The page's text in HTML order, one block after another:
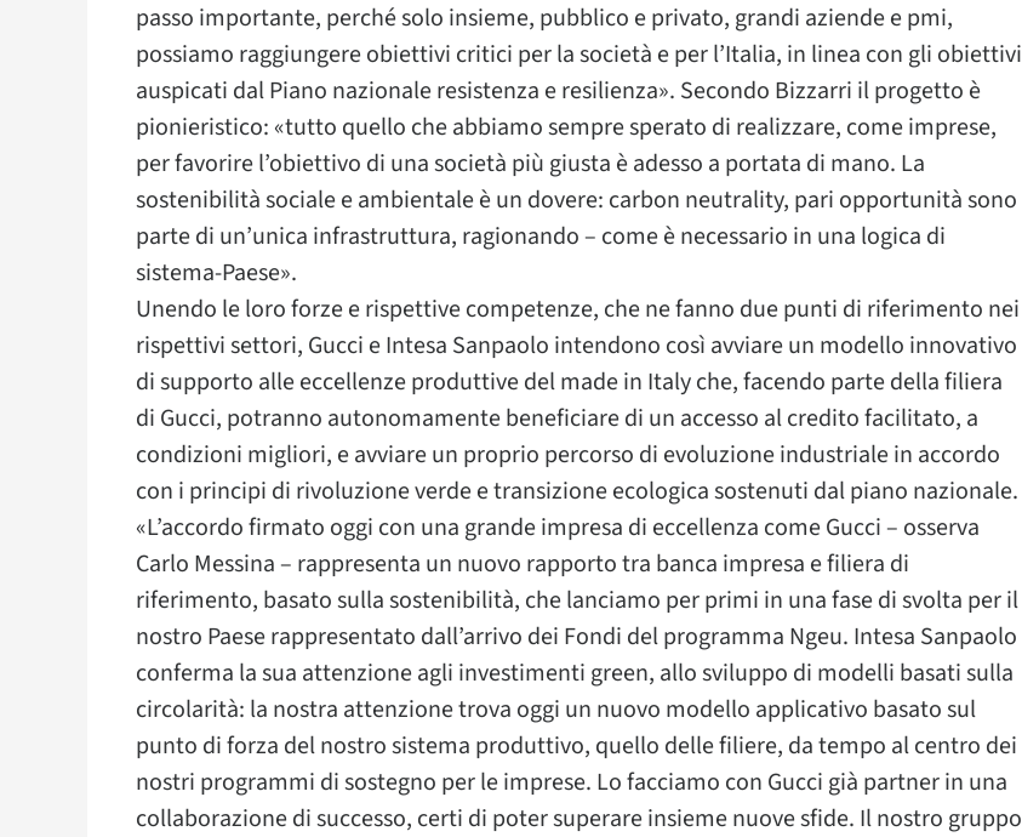
passo importante, perché solo insieme, pubblico e privato, grandi aziende e pmi,
possiamo raggiungere obiettivi critici per la società e per l’Italia, in linea con gli obiettivi
auspicati dal Piano nazionale resistenza e resilienza». Secondo Bizzarri il progetto è
pionieristico: «tutto quello che abbiamo sempre sperato di realizzare, come imprese,
per favorire l’obiettivo di una società più giusta è adesso a portata di mano. La
sostenibilità sociale e ambientale è un dovere: carbon neutrality, pari opportunità sono
parte di un’unica infrastruttura, ragionando – come è necessario in una logica di
sistema-Paese».
Unendo le loro forze e rispettive competenze, che ne fanno due punti di riferimento nei
rispettivi settori, Gucci e Intesa Sanpaolo intendono così avviare un modello innovativo
di supporto alle eccellenze produttive del made in Italy che, facendo parte della filiera
di Gucci, potranno autonomamente beneficiare di un accesso al credito facilitato, a
condizioni migliori, e avviare un proprio percorso di evoluzione industriale in accordo
con i principi di rivoluzione verde e transizione ecologica sostenuti dal piano nazionale.
«L’accordo firmato oggi con una grande impresa di eccellenza come Gucci – osserva
Carlo Messina – rappresenta un nuovo rapporto tra banca impresa e filiera di
riferimento, basato sulla sostenibilità, che lanciamo per primi in una fase di svolta per il
nostro Paese rappresentato dall’arrivo dei Fondi del programma Ngeu. Intesa Sanpaolo
conferma la sua attenzione agli investimenti green, allo sviluppo di modelli basati sulla
circolarità: la nostra attenzione trova oggi un nuovo modello applicativo basato sul
punto di forza del nostro sistema produttivo, quello delle filiere, da tempo al centro dei
nostri programmi di sostegno per le imprese. Lo facciamo con Gucci già partner in una
collaborazione di successo, certi di poter superare insieme nuove sfide. Il nostro gruppo